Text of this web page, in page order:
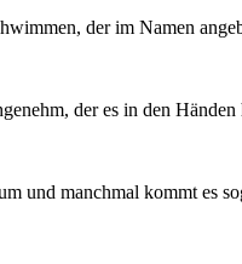
der im Namen
der es in den Händen
und manchmal kommt es